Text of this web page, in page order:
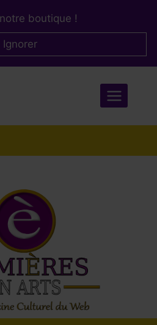
boutique !
Ignorer